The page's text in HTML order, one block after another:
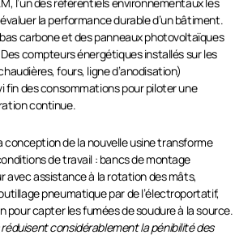
la performance durable d’un bâtiment.
carbone et des panneaux photovoltaïques
compteurs énergétiques installés sur les
fours, ligne d’anodisation)
fin des consommations pour piloter une
continue.
conception de la nouvelle usine transforme
de travail : bancs de montage
avec assistance à la rotation des mâts,
pneumatique par de l’électroportatif,
pour capter les fumées de soudure à la source.
considérablement la pénibilité des